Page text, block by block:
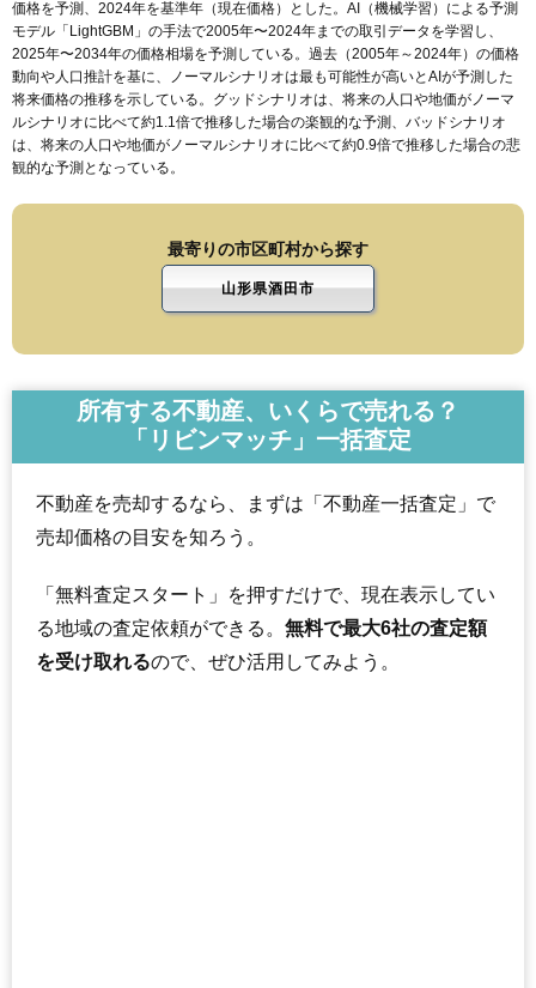
価格を予測、2024年を基準年（現在価格）とした。AI（機械学習）による予測
モデル「LightGBM」の手法で2005年〜2024年までの取引データを学習し、
2025年〜2034年の価格相場を予測している。過去（2005年～2024年）の価格
動向や人口推計を基に、ノーマルシナリオは最も可能性が高いとAIが予測した
将来価格の推移を示している。グッドシナリオは、将来の人口や地価がノーマ
ルシナリオに比べて約1.1倍で推移した場合の楽観的な予測、バッドシナリオ
は、将来の人口や地価がノーマルシナリオに比べて約0.9倍で推移した場合の悲
観的な予測となっている。
最寄りの市区町村から探す
山形県酒田市
所有する不動産、いくらで売れる？
「リビンマッチ」一括査定
不動産を売却するなら、まずは「不動産一括査定」で
売却価格の目安を知ろう。
「無料査定スタート」を押すだけで、現在表示してい
る地域の査定依頼ができる。 無料で最大6社の査定額
を受け取れるので、ぜひ活用してみよう。